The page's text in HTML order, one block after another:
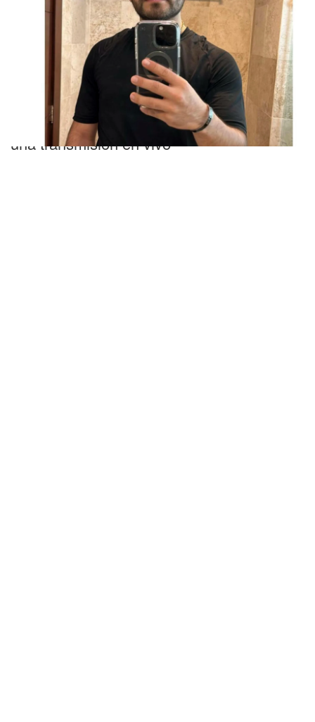
IMÁGENES SENSIBLES
México: asesinaron a un influencer durante
una transmisión en vivo